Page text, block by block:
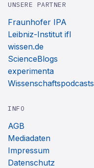
UNSERE PARTNER
Fraunhofer IPA
Leibniz-Institut ifl
wissen.de
ScienceBlogs
experimenta
Wissenschaftspodcasts
INFO
AGB
Mediadaten
Impressum
Datenschutz